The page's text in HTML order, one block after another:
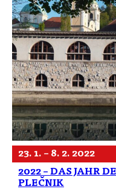
23. 1. – 8. 2. 2022
2022 – DAS JAHR
PLEČNIK